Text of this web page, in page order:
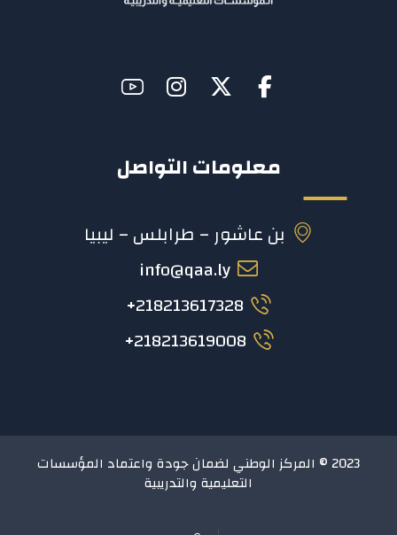
معلومات التواصل
بن عاشور – طرابلس – ليبيا
info@qaa.ly
218213617328+
218213619008+
2023 © المركز الوطني لضمان جودة واعتماد المؤسسات
التعليمية والتدريبية